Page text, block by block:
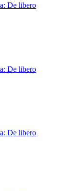
De libero
De libero
De libero